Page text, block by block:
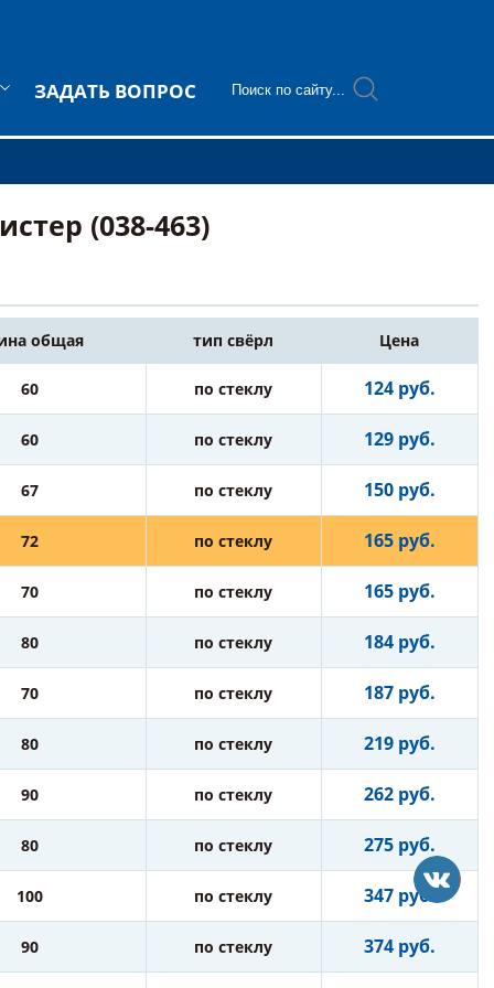
ЗАДАТЬ ВОПРОС
(038-463)
общая тип свёрл Цена
60 по стеклу 124 руб.
60 по стеклу 129 руб.
67 по стеклу 150 руб.
72 по стеклу 165 руб.
70 по стеклу 165 руб.
80 по стеклу 184 руб.
70 по стеклу 187 руб.
80 по стеклу 219 руб.
90 по стеклу 262 руб.
80 по стеклу 275 руб.
100 по стеклу 347 руб.
90 по стеклу 374 руб.